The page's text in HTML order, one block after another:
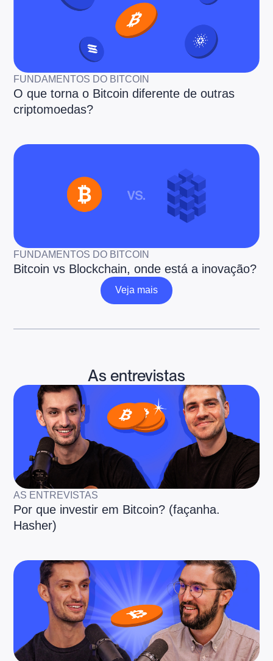
FUNDAMENTOS DO BITCOIN
O que torna o Bitcoin diferente de outras
criptomoedas?
FUNDAMENTOS DO BITCOIN
Bitcoin vs Blockchain, onde está a inovação?
Veja mais
Veja mais
As entrevistas
AS ENTREVISTAS
Por que investir em Bitcoin? (façanha.
Hasher)